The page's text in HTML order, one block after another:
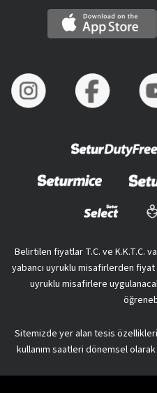
Belirtilen fiyatlar T.C. ve K.K.T.C.
yabancı uyruklu misafirlerden
uyruklu misafirlere
Sitemizde yer alan tesis
kullanım saatleri dönemsel